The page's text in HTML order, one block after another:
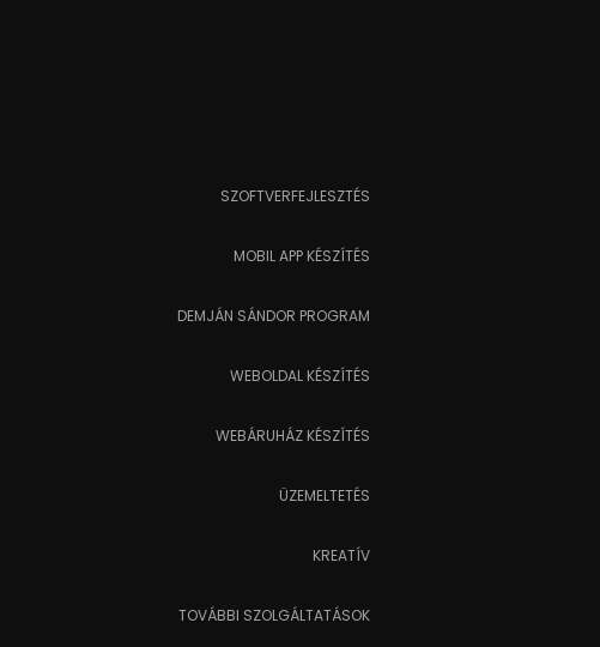
SZOFTVERFEJLESZTÉS
MOBIL APP KÉSZÍTÉS
DEMJÁN SÁNDOR PROGRAM
WEBOLDAL KÉSZÍTÉS
WEBÁRUHÁZ KÉSZÍTÉS
ÜZEMELTETÉS
KREATÍV
TOVÁBBI SZOLGÁLTATÁSOK